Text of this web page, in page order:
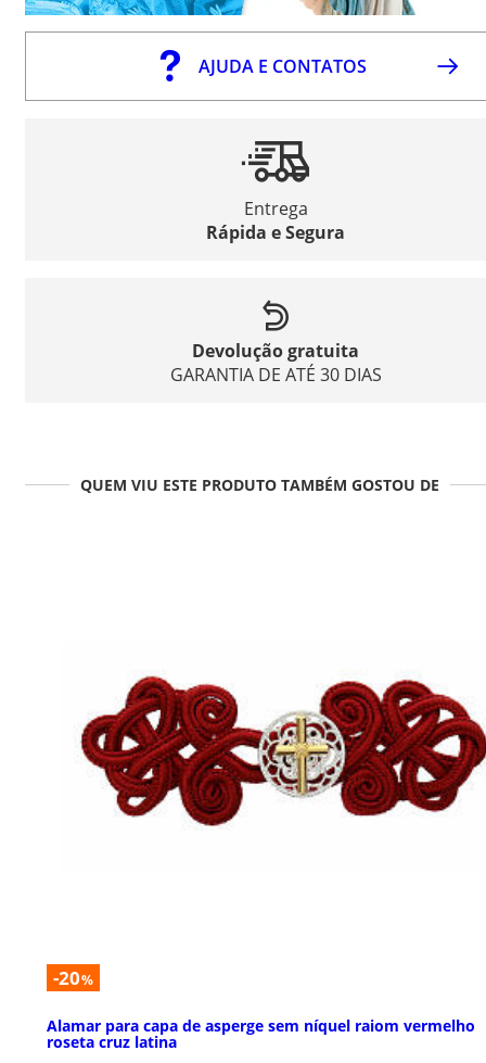
AJUDA E CONTATOS
Entrega
Rápida e Segura
Devolução gratuita
GARANTIA DE ATÉ 30 DIAS
QUEM VIU ESTE PRODUTO TAMBÉM GOSTOU DE
-20%
Alamar para capa de asperge sem níquel raiom vermelho
roseta cruz latina